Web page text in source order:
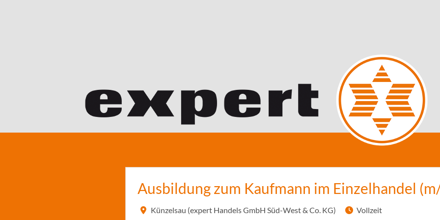
Ausbildung zum Kaufmann im Einzelhandel
Künzelsau (expert Handels GmbH Süd-West & Co. KG) Vollzeit